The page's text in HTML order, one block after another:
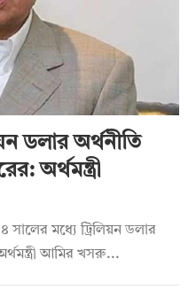
ডলার অর্থনীতি
অর্থমন্ত্রী
মধ্যে ট্রিলিয়ন ডলার
আমির খসরু...